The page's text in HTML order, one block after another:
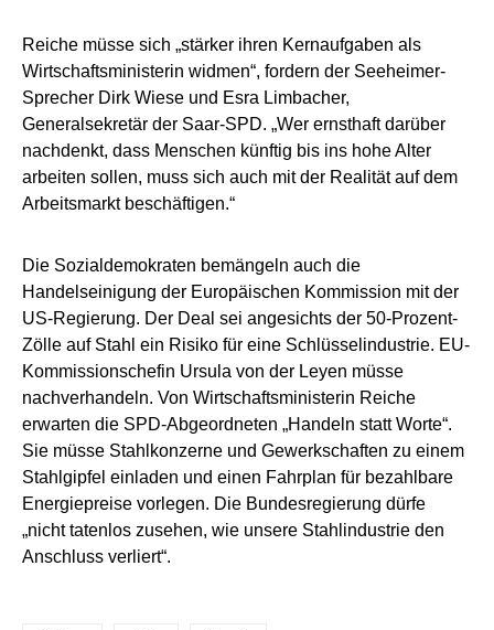
Reiche müsse sich „stärker ihren Kernaufgaben als
Wirtschaftsministerin widmen“, fordern der Seeheimer-
Sprecher Dirk Wiese und Esra Limbacher,
Generalsekretär der Saar-SPD. „Wer ernsthaft darüber
nachdenkt, dass Menschen künftig bis ins hohe Alter
arbeiten sollen, muss sich auch mit der Realität auf dem
Arbeitsmarkt beschäftigen.“
Die Sozialdemokraten bemängeln auch die
Handelseinigung der Europäischen Kommission mit der
US-Regierung. Der Deal sei angesichts der 50-Prozent-
Zölle auf Stahl ein Risiko für eine Schlüsselindustrie. EU-
Kommissionschefin Ursula von der Leyen müsse
nachverhandeln. Von Wirtschaftsministerin Reiche
erwarten die SPD-Abgeordneten „Handeln statt Worte“.
Sie müsse Stahlkonzerne und Gewerkschaften zu einem
Stahlgipfel einladen und einen Fahrplan für bezahlbare
Energiepreise vorlegen. Die Bundesregierung dürfe
„nicht tatenlos zusehen, wie unsere Stahlindustrie den
Anschluss verliert“.